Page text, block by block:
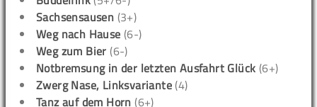
Sachsensausen (3+)
Weg nach Hause (6-)
Weg zum Bier (6-)
Notbremsung in der letzten Ausfahrt Glück (6+)
Zwerg Nase, Linksvariante (4)
Tanz auf dem Horn (6+)